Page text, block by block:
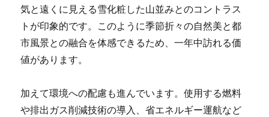
気と遠くに見える雪化粧した山並みとのコントラス
トが印象的です。このように季節折々の自然美と都
市風景との融合を体感できるため、一年中訪れる価
値があります。
加えて環境への配慮も進んでいます。使用する燃料
や排出ガス削減技術の導入、省エネルギー運航など